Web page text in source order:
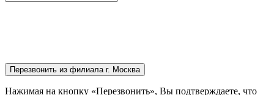
Перезвонить из филиала г. Москва
Нажимая на кнопку «Перезвонить», Вы подтверждаете, что